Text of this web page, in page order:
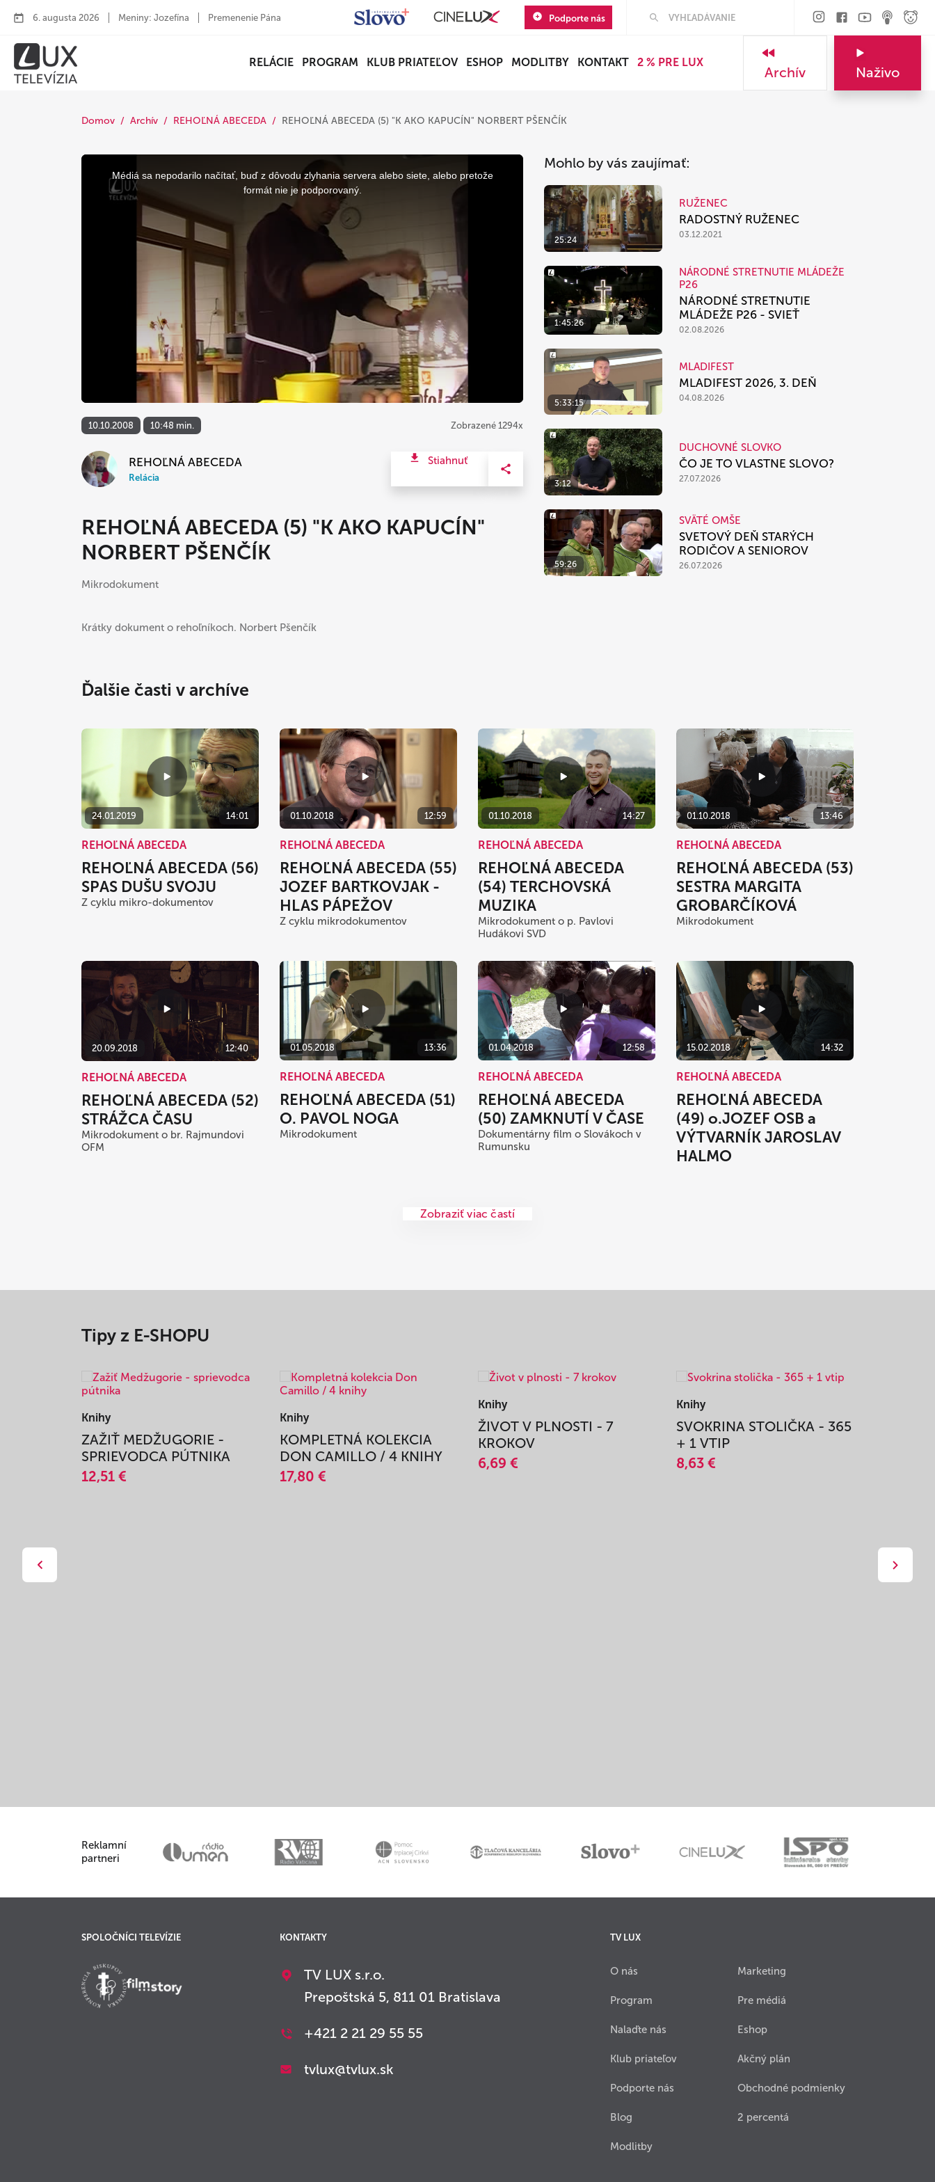
6. augusta 2026 Meniny: Jozefína Premenenie Pána Podporte nás
RELÁCIE PROGRAM KLUB PRIATEĽOV ESHOP MODLITBY KONTAKT 2 % PRE LUX
Archív Naživo
Domov Archív REHOĽNÁ ABECEDA REHOĽNÁ ABECEDA (5) "K AKO KAPUCÍN" NORBERT PŠENČÍK
This
Médiá sa nepodarilo načítať, buď z dôvodu zlyhania servera alebo siete, alebo pretože
formát nie je podporovaný.
10.10.2008 10:48 min. Zobrazené 1294x
REHOĽNÁ ABECEDA
Relácia
Stiahnuť
REHOĽNÁ ABECEDA (5) "K AKO KAPUCÍN"
NORBERT PŠENČÍK
Mikrodokument
Krátky dokument o rehoľníkoch. Norbert Pšenčík
Mohlo by vás zaujímať:
25:24
RUŽENEC
RADOSTNÝ RUŽENEC
03.12.2021
1:45:26
NÁRODNÉ STRETNUTIE MLÁDEŽE
P26
NÁRODNÉ STRETNUTIE
MLÁDEŽE P26 - SVIEŤ
02.08.2026
5:33:15
MLADIFEST
MLADIFEST 2026, 3. DEŇ
04.08.2026
3:12
DUCHOVNÉ SLOVKO
ČO JE TO VLASTNE SLOVO?
27.07.2026
59:26
SVÄTÉ OMŠE
SVETOVÝ DEŇ STARÝCH
RODIČOV A SENIOROV
26.07.2026
Ďalšie časti v archíve
24.01.2019 14:01
REHOĽNÁ ABECEDA
REHOĽNÁ ABECEDA (56)
SPAS DUŠU SVOJU
Z cyklu mikro-dokumentov
01.10.2018 12:59
REHOĽNÁ ABECEDA
REHOĽNÁ ABECEDA (55)
JOZEF BARTKOVJAK -
HLAS PÁPEŽOV
Z cyklu mikrodokumentov
01.10.2018 14:27
REHOĽNÁ ABECEDA
REHOĽNÁ ABECEDA
(54) TERCHOVSKÁ
MUZIKA
Mikrodokument o p. Pavlovi
Hudákovi SVD
01.10.2018 13:46
REHOĽNÁ ABECEDA
REHOĽNÁ ABECEDA (53)
SESTRA MARGITA
GROBARČÍKOVÁ
Mikrodokument
20.09.2018 12:40
REHOĽNÁ ABECEDA
REHOĽNÁ ABECEDA (52)
STRÁŽCA ČASU
Mikrodokument o br. Rajmundovi
OFM
01.05.2018 13:36
REHOĽNÁ ABECEDA
REHOĽNÁ ABECEDA (51)
O. PAVOL NOGA
Mikrodokument
01.04.2018 12:58
REHOĽNÁ ABECEDA
REHOĽNÁ ABECEDA
(50) ZAMKNUTÍ V ČASE
Dokumentárny film o Slovákoch v
Rumunsku
15.02.2018 14:32
REHOĽNÁ ABECEDA
REHOĽNÁ ABECEDA
(49) o.JOZEF OSB a
VÝTVARNÍK JAROSLAV
HALMO
Zobraziť viac častí
Tipy z E-SHOPU
Knihy
ZAŽIŤ MEDŽUGORIE -
SPRIEVODCA PÚTNIKA
12,51 €
Knihy
KOMPLETNÁ KOLEKCIA
DON CAMILLO / 4 KNIHY
17,80 €
Knihy
ŽIVOT V PLNOSTI - 7
KROKOV
6,69 €
Knihy
SVOKRINA STOLIČKA - 365
+ 1 VTIP
8,63 €
Reklamní
partneri
SPOLOČNÍCI TELEVÍZIE KONTAKTY
TV LUX s.r.o.
Prepoštská 5, 811 01 Bratislava
+421 2 21 29 55 55
tvlux@tvlux.sk
TV LUX
O nás
Program
Nalaďte nás
Klub priateľov
Podporte nás
Blog
Modlitby
Marketing
Pre médiá
Eshop
Akčný plán
Obchodné podmienky
2 percentá